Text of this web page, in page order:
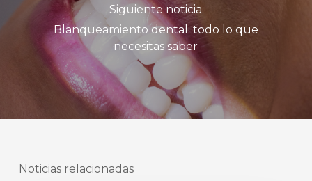
Siguiente noticia
Blanqueamiento dental: todo lo que
necesitas saber
Noticias relacionadas